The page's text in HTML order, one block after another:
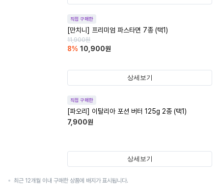
직접 구매한
[만치니] 프리미엄 파스타면 7종 (택1)
11,900원
8% 10,900원
상세보기
직접 구매한
[파오리] 이탈리아 포션 버터 125g 2종 (택1)
7,900원
상세보기
최근 12개월 이내 구매한 상품에 배지가 표시됩니다.